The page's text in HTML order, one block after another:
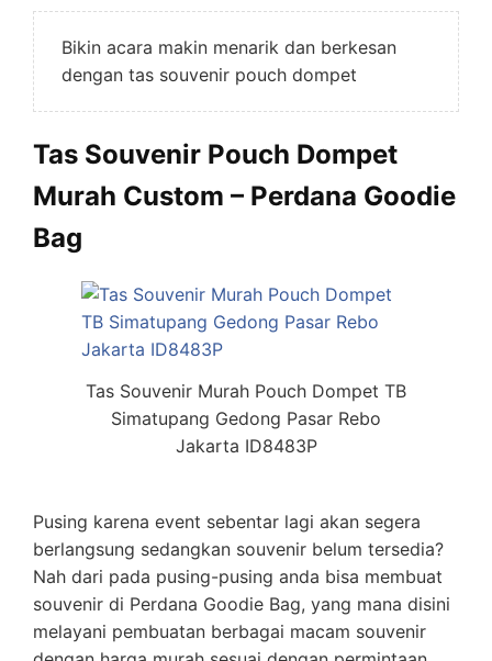
Bikin acara makin menarik dan berkesan
dengan tas souvenir pouch dompet
Tas Souvenir Pouch Dompet
Murah Custom – Perdana Goodie
Bag
Tas Souvenir Murah Pouch Dompet TB
Simatupang Gedong Pasar Rebo
Jakarta ID8483P
Pusing karena event sebentar lagi akan segera
berlangsung sedangkan souvenir belum tersedia?
Nah dari pada pusing-pusing anda bisa membuat
souvenir di Perdana Goodie Bag, yang mana disini
melayani pembuatan berbagai macam souvenir